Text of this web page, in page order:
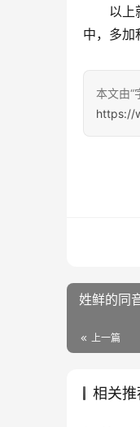
以上就
中，多加
本文由“
https://
姓鲜的同
上一篇
相关推